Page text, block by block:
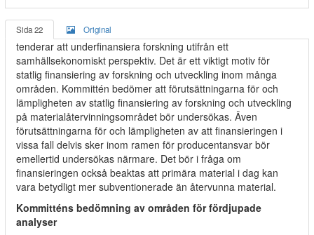
Sida 22 Original
tenderar att underfinansiera forskning utifrån ett
samhällsekonomiskt perspektiv. Det är ett viktigt motiv för
statlig finansiering av forskning och utveckling inom många
områden. Kommittén bedömer att förutsättningarna för och
lämpligheten av statlig finansiering av forskning och utveckling
på materialåtervinningsområdet bör undersökas. Även
förutsättningarna för och lämpligheten av att finansieringen i
vissa fall delvis sker inom ramen för producentansvar bör
emellertid undersökas närmare. Det bör i fråga om
finansieringen också beaktas att primära material i dag kan
vara betydligt mer subventionerade än återvunna material.
Kommitténs bedömning av områden för fördjupade
analyser